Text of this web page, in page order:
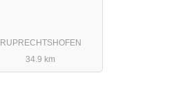
RUPRECHTSHOFEN
34.9 km